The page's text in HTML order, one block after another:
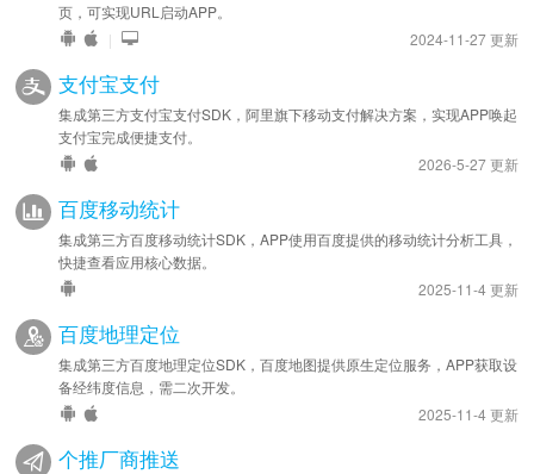
页，可实现URL启动APP。
|
2024-11-27 更新
支付宝支付
集成第三方支付宝支付SDK，阿里旗下移动支付解决方案，实现APP唤起
支付宝完成便捷支付。
2026-5-27 更新
百度移动统计
集成第三方百度移动统计SDK，APP使用百度提供的移动统计分析工具，
快捷查看应用核心数据。
2025-11-4 更新
百度地理定位
集成第三方百度地理定位SDK，百度地图提供原生定位服务，APP获取设
备经纬度信息，需二次开发。
2025-11-4 更新
个推厂商推送